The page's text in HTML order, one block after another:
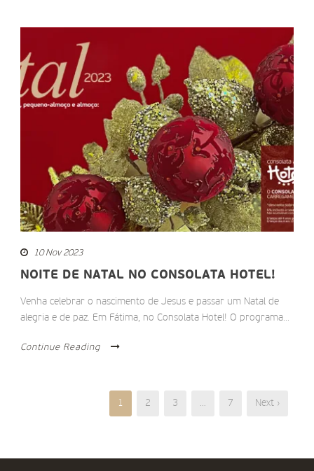
10 Nov 2023
NOITE DE NATAL NO CONSOLATA HOTEL!
Venha celebrar o nascimento de Jesus e passar um Natal de
alegria e de paz. Em Fátima, no Consolata Hotel! O programa...
Continue Reading
1 2 3 … 7 Next ›